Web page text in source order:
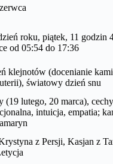
roku, piątek, 11 godzin
od 05:54 do 17:36
klejnotów (docenianie
światowy dzień snu
(19 lutego, 20 marca),
intuicja, empatia;
z Persji, Kasjan z